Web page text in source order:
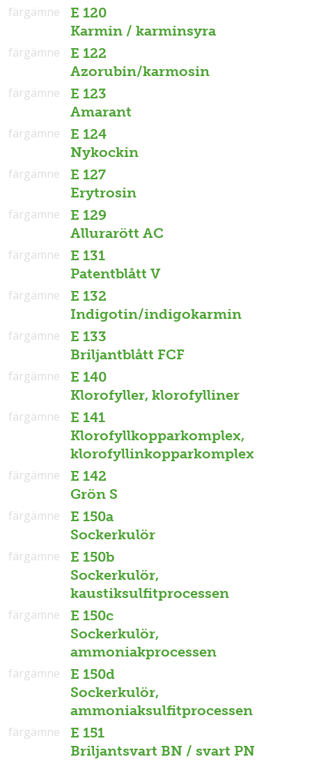
E 120
Karmin / karminsyra
färgämne
E 122
Azorubin/karmosin
färgämne
E 123
Amarant
färgämne
E 124
Nykockin
färgämne
E 127
Erytrosin
färgämne
E 129
Allurarött AC
färgämne
E 131
Patentblått V
färgämne
E 132
Indigotin/indigokarmin
färgämne
E 133
Briljantblått FCF
färgämne
E 140
Klorofyller, klorofylliner
färgämne
E 141
Klorofyllkopparkomplex,
klorofyllinkopparkomplex
färgämne
E 142
Grön S
färgämne
E 150a
Sockerkulör
färgämne
E 150b
Sockerkulör,
kaustiksulfitprocessen
färgämne
E 150c
Sockerkulör,
ammoniakprocessen
färgämne
E 150d
Sockerkulör,
ammoniaksulfitprocessen
färgämne
E 151
Briljantsvart BN / svart PN
färgämne